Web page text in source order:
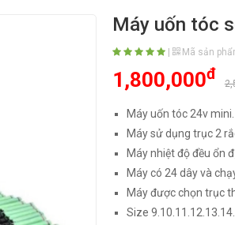
Máy uốn tóc
Mã sản
1,800,000đ
Máy uốn tóc 24v mini.
Máy sử dụng trục 2
Máy nhiệt độ đều ổn
Máy có 24 dây và
Máy được chọn trục
Size